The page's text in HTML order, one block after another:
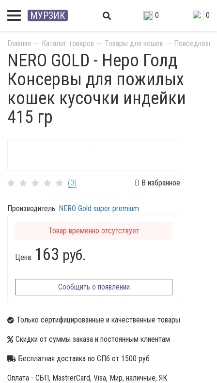
МУРЗИК 0 0
Главная Каталог товаров Товары для кошек
NERO GOLD - Неро Голд
Консервы для пожилых
кошек кусочки индейки
415 гр
(0) В избранное
Производитель: NERO Gold super premium
Товар временно отсутствует
Цена: 163 руб.
Сообщить о появлении
Только сертифицированные и качественные товары
Скидки от суммы заказа и постоянным клиентам
Бесплатная доставка по СПб от 1500 руб
Оплата - СБП, MastrerCard, Visa, Мир, наличные, ЯК